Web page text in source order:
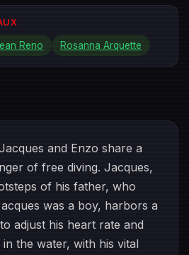
Reno Rosanna Arquette
and Enzo share a
of free diving. Jacques,
of his father, who
was a boy, harbors a
adjust his heart rate and
the water, with his vital